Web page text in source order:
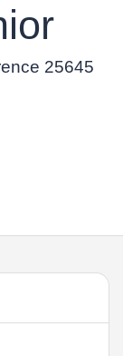
25645